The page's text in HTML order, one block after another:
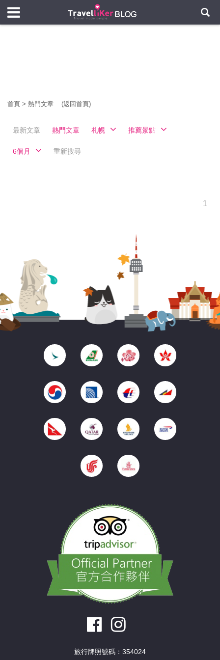
首頁 > 熱門文章 (返回首頁)
最新文章 熱門文章 札幌 推薦景點
6個月 重新搜尋
1
旅行牌照號碼：354024